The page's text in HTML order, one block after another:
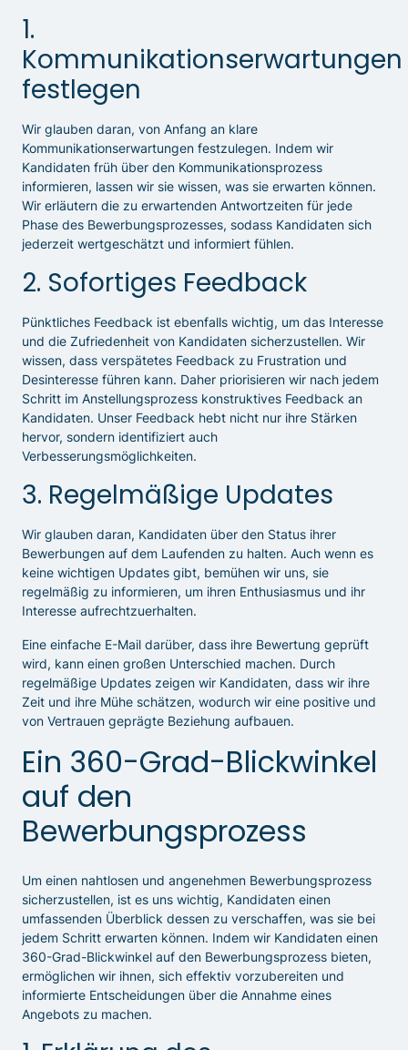
1.
Kommunikationserwartungen
festlegen
Wir glauben daran, von Anfang an klare
Kommunikationserwartungen festzulegen. Indem wir
Kandidaten früh über den Kommunikationsprozess
informieren, lassen wir sie wissen, was sie erwarten können.
Wir erläutern die zu erwartenden Antwortzeiten für jede
Phase des Bewerbungsprozesses, sodass Kandidaten sich
jederzeit wertgeschätzt und informiert fühlen.
2. Sofortiges Feedback
Pünktliches Feedback ist ebenfalls wichtig, um das Interesse
und die Zufriedenheit von Kandidaten sicherzustellen. Wir
wissen, dass verspätetes Feedback zu Frustration und
Desinteresse führen kann. Daher priorisieren wir nach jedem
Schritt im Anstellungsprozess konstruktives Feedback an
Kandidaten. Unser Feedback hebt nicht nur ihre Stärken
hervor, sondern identifiziert auch
Verbesserungsmöglichkeiten.
3. Regelmäßige Updates
Wir glauben daran, Kandidaten über den Status ihrer
Bewerbungen auf dem Laufenden zu halten. Auch wenn es
keine wichtigen Updates gibt, bemühen wir uns, sie
regelmäßig zu informieren, um ihren Enthusiasmus und ihr
Interesse aufrechtzuerhalten.
Eine einfache E-Mail darüber, dass ihre Bewertung geprüft
wird, kann einen großen Unterschied machen. Durch
regelmäßige Updates zeigen wir Kandidaten, dass wir ihre
Zeit und ihre Mühe schätzen, wodurch wir eine positive und
von Vertrauen geprägte Beziehung aufbauen.
Ein 360-Grad-Blickwinkel
auf den
Bewerbungsprozess
Um einen nahtlosen und angenehmen Bewerbungsprozess
sicherzustellen, ist es uns wichtig, Kandidaten einen
umfassenden Überblick dessen zu verschaffen, was sie bei
jedem Schritt erwarten können. Indem wir Kandidaten einen
360-Grad-Blickwinkel auf den Bewerbungsprozess bieten,
ermöglichen wir ihnen, sich effektiv vorzubereiten und
informierte Entscheidungen über die Annahme eines
Angebots zu machen.